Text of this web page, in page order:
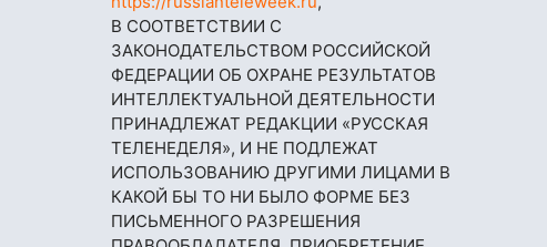
В СООТВЕТСТВИИ С
ЗАКОНОДАТЕЛЬСТВОМ РОССИЙСКОЙ
ФЕДЕРАЦИИ ОБ ОХРАНЕ РЕЗУЛЬТАТОВ
ИНТЕЛЛЕКТУАЛЬНОЙ ДЕЯТЕЛЬНОСТИ
ПРИНАДЛЕЖАТ РЕДАКЦИИ «РУССКАЯ
ТЕЛЕНЕДЕЛЯ», И НЕ ПОДЛЕЖАТ
ИСПОЛЬЗОВАНИЮ ДРУГИМИ ЛИЦАМИ В
КАКОЙ БЫ ТО НИ БЫЛО ФОРМЕ БЕЗ
ПИСЬМЕННОГО РАЗРЕШЕНИЯ